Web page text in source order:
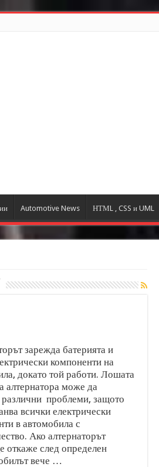
Automotive News НТМL , CSS и UML
зарежда батерията и
компоненти на
докато той работи. Лошата
алтернатора може да
проблеми, защото
всички електрически
в автомобила с
Ако алтернаторът
откаже след определен
вече …